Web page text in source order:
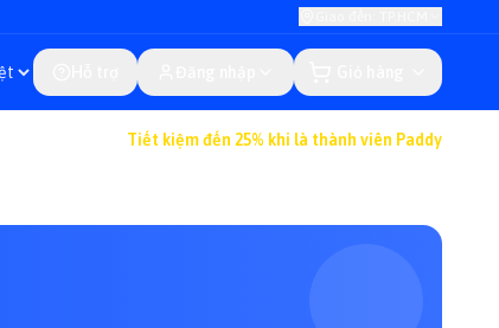
Tiết kiệm đến 25% khi là thành viên Paddy